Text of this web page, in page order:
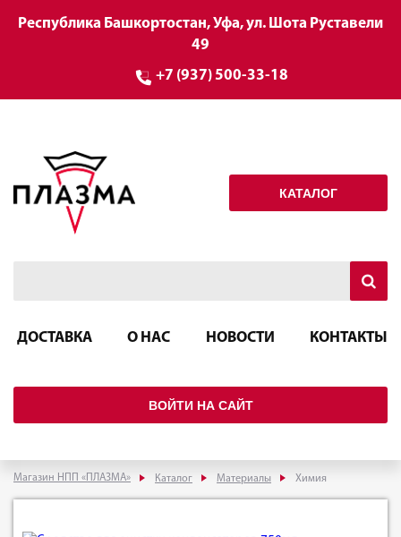
Республика Башкортостан, Уфа, ул. Шота Руставели
49
+7 (937) 500-33-18
КАТАЛОГ
ДОСТАВКА О НАС НОВОСТИ КОНТАКТЫ
ВОЙТИ НА САЙТ
Магазин НПП «ПЛАЗМА» Каталог Материалы Химия